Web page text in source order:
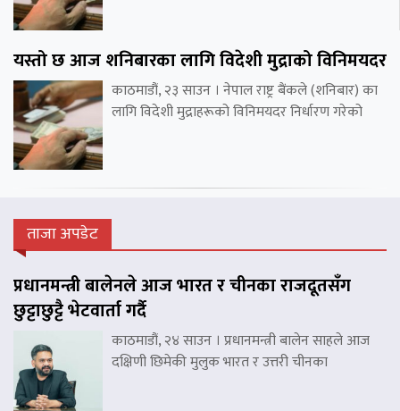
यस्तो छ आज शनिबारका लागि विदेशी मुद्राको विनिमयदर
काठमाडौं, २३ साउन । नेपाल राष्ट्र बैंकले (शनिबार) का
लागि विदेशी मुद्राहरूको विनिमयदर निर्धारण गरेको
ताजा अपडेट
प्रधानमन्त्री बालेनले आज भारत र चीनका राजदूतसँग
छुट्टाछुट्टै भेटवार्ता गर्दै
काठमाडौं, २४ साउन । प्रधानमन्त्री बालेन साहले आज
दक्षिणी छिमेकी मुलुक भारत र उत्तरी चीनका